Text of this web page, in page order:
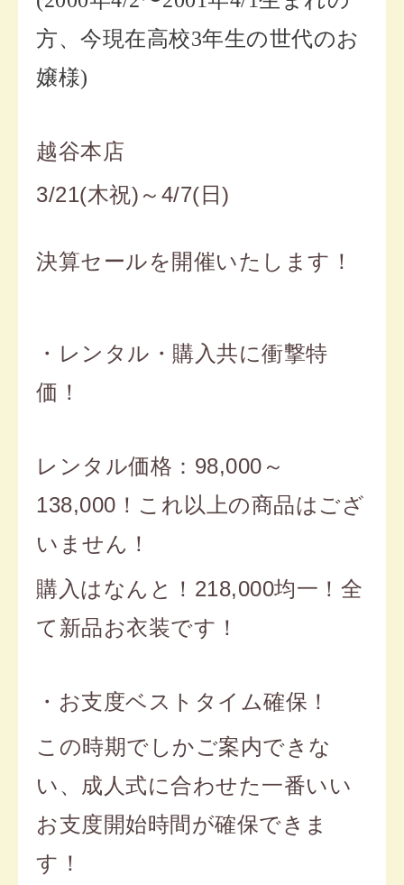
方、今現在高校3年生の世代のお
嬢様)
越谷本店
3/21(木祝)～4/7(日)
決算セールを開催いたします！
・レンタル・購入共に衝撃特
価！
レンタル価格：98,000～
138,000！これ以上の商品はござ
いません！
購入はなんと！218,000均一！全
て新品お衣装です！
・お支度ベストタイム確保！
この時期でしかご案内できな
い、成人式に合わせた一番いい
お支度開始時間が確保できま
す！